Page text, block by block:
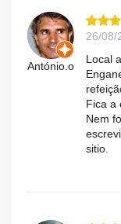
António.o
26/08/
Local
Fica a
Nem
sitio.